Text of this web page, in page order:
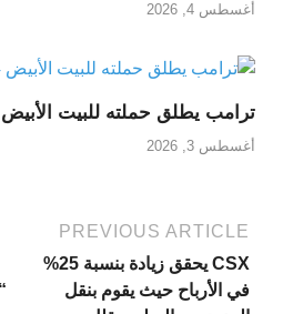
أغسطس 4, 2026
ترامب يطلق حملته للبيت الأبيض
أغسطس 3, 2026
PREVIOUS ARTICLE
CSX يحقق زيادة بنسبة 25%
في الأرباح حيث يقوم بنقل